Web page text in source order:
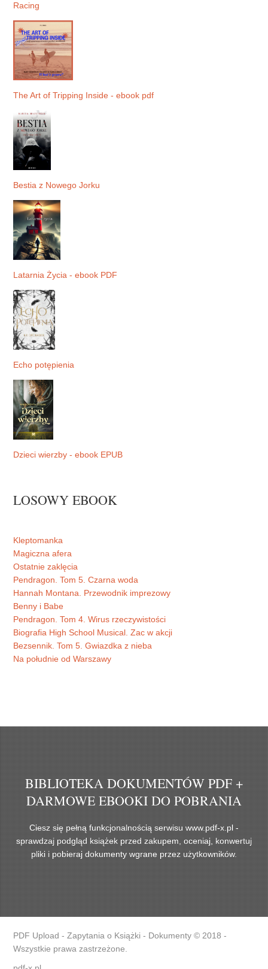
Racing
The Art of Tripping Inside - ebook pdf
Bestia z Nowego Jorku
Latarnia Życia - ebook PDF
Echo potępienia
Dzieci wierzby - ebook EPUB
LOSOWY EBOOK
Kleptomanka
Magiczna afera
Ostatnie zaklęcia
Pendragon. Tom 5. Czarna woda
Hannah Montana. Przewodnik imprezowy
Benny i Babe
Pendragon. Tom 4. Wirus rzeczywistości
Biografia High School Musical. Zac w akcji
Bezsennik. Tom 5. Gwiazdka z nieba
Na południe od Warszawy
BIBLIOTEKA DOKUMENTÓW PDF +
DARMOWE EBOOKI DO POBRANIA
Ciesz się pełną funkcjonalnością serwisu www.pdf-x.pl -
sprawdzaj podgląd książek przed zakupem, oceniaj, konwertuj
pliki i pobieraj dokumenty wgrane przez użytkowników.
PDF Upload - Zapytania o Książki - Dokumenty © 2018 -
Wszystkie prawa zastrzeżone.